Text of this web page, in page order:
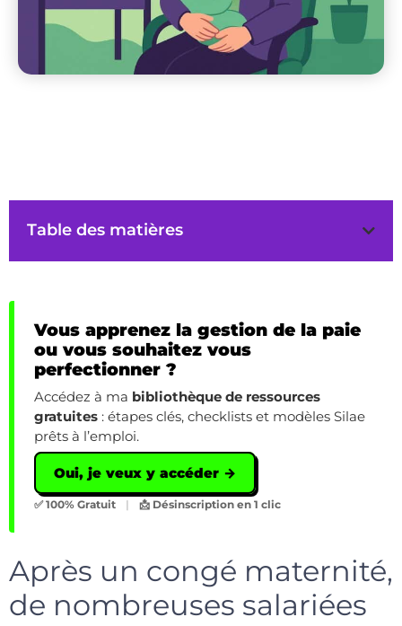
Table des matières
Vous apprenez la gestion de la paie
ou vous souhaitez vous
perfectionner ?
Accédez à ma bibliothèque de ressources
gratuites : étapes clés, checklists et modèles Silae
prêts à l’emploi.
Oui, je veux y accéder →
✅ 100% Gratuit | 📩 Désinscription en 1 clic
Après un congé maternité,
de nombreuses salariées